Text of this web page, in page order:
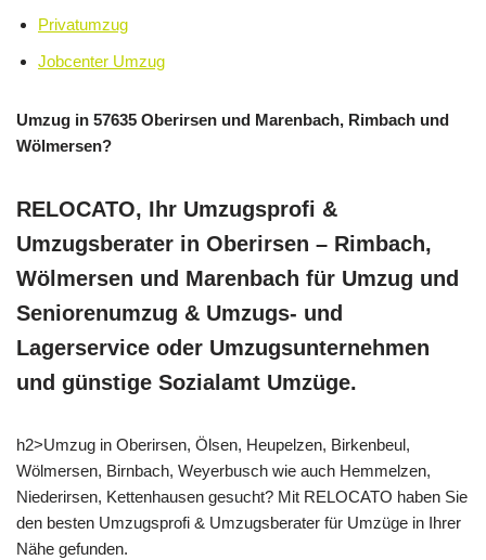
Privatumzug
Jobcenter Umzug
Umzug in 57635 Oberirsen und Marenbach, Rimbach und
Wölmersen?
RELOCATO, Ihr Umzugsprofi &
Umzugsberater in Oberirsen – Rimbach,
Wölmersen und Marenbach für Umzug und
Seniorenumzug & Umzugs- und
Lagerservice oder Umzugsunternehmen
und günstige Sozialamt Umzüge.
h2>Umzug in Oberirsen, Ölsen, Heupelzen, Birkenbeul,
Wölmersen, Birnbach, Weyerbusch wie auch Hemmelzen,
Niederirsen, Kettenhausen gesucht? Mit RELOCATO haben Sie
den besten Umzugsprofi & Umzugsberater für Umzüge in Ihrer
Nähe gefunden.